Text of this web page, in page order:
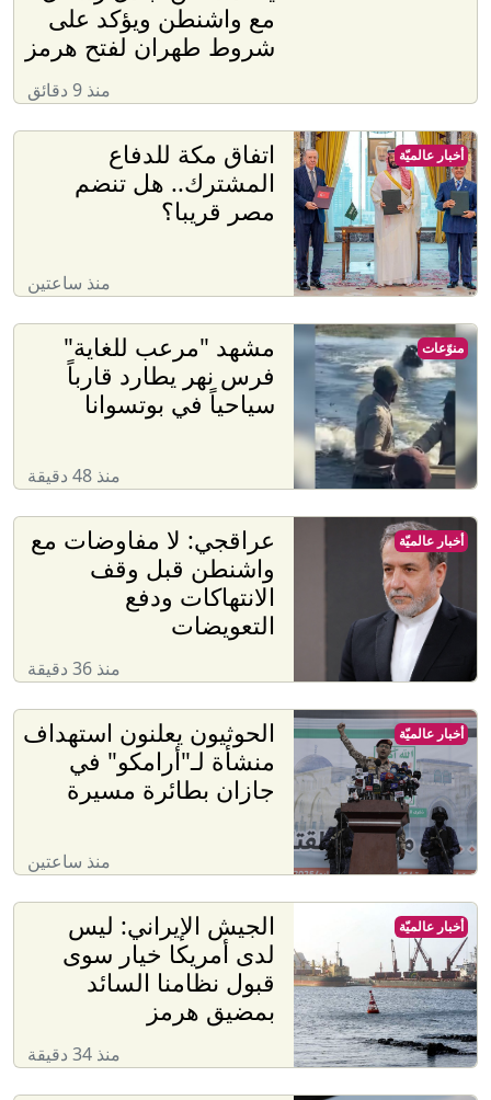
مع واشنطن ويؤكد على
شروط طهران لفتح هرمز
منذ 9 دقائق
اتفاق مكة للدفاع
المشترك.. هل تنضم
مصر قريبا؟
منذ ساعتين
أخبار عالميّة
مشهد "مرعب للغاية"
فرس نهر يطارد قارباً
سياحياً في بوتسوانا
منذ 48 دقيقة
منوّعات
عراقجي: لا مفاوضات مع
واشنطن قبل وقف
الانتهاكات ودفع
التعويضات
منذ 36 دقيقة
أخبار عالميّة
الحوثيون يعلنون استهداف
منشأة لـ"أرامكو" في
جازان بطائرة مسيرة
منذ ساعتين
أخبار عالميّة
الجيش الإيراني: ليس
لدى أمريكا خيار سوى
قبول نظامنا السائد
بمضيق هرمز
منذ 34 دقيقة
أخبار عالميّة